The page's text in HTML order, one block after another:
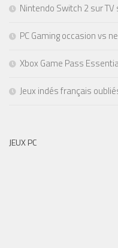
Nintendo Switch 2 sur
PC Gaming occasion vs
Xbox Game Pass
Jeux indés français
JEUX PC